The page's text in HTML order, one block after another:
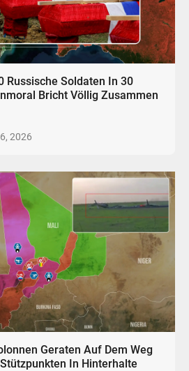
Russische Soldaten In 30
Bricht Völlig Zusammen
2026
Geraten Auf Dem Weg
In Hinterhalte